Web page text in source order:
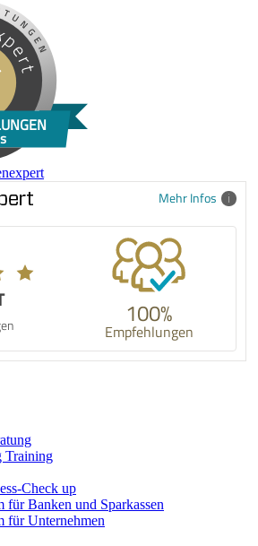
Mehr Infos
100%
Empfehlungen
Training
Check up
für Banken und Sparkassen
für Unternehmen